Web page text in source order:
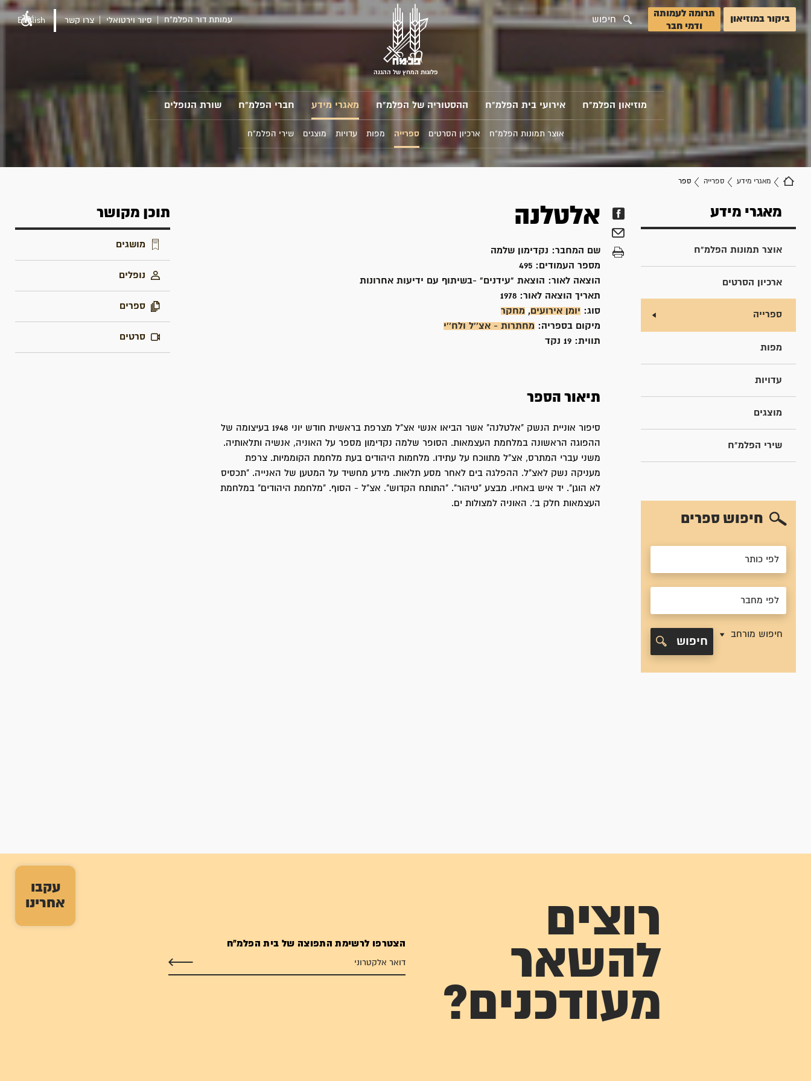
עקבו
אחרינו
ביקור במוזיאון
תרומה לעמותה
ודמי חבר
חיפוש
פלוגות המחץ של ההגנה
עמותת דור הפלמ"ח סיור וירטואלי צרו קשר English
מוזיאון הפלמ"ח אירועי בית הפלמ"ח ההסטוריה של הפלמ"ח מאגרי מידע חברי הפלמ"ח שורת הנופלים
אוצר תמונות הפלמ"ח ארכיון הסרטים ספרייה מפות עדויות מוצגים שירי הפלמ"ח
מאגרי מידע ספרייה ספר
מאגרי מידע
אוצר תמונות הפלמ"ח
ארכיון הסרטים
ספרייה
מפות
עדויות
מוצגים
שירי הפלמ"ח
חיפוש ספרים
חיפוש מורחב
חיפוש
אלטלנה
שם המחבר: נקדימון שלמה
מספר העמודים: 495
הוצאה לאור: הוצאת "עידנים" -בשיתוף עם ידיעות אחרונות
תאריך הוצאה לאור:
סוג: יומן אירועים, מחקר
מיקום בספריה: מחתרות - אצ''ל ולח''י
תווית: 19 נקד
תיאור הספר
סיפור אוניית הנשק "אלטלנה" אשר הביאו אנשי אצ"ל מצרפת בראשית חודש יוני 1948 בעיצומה של
ההפוגה הראשונה במלחמת העצמאות. הסופר שלמה נקדימון מספר על האוניה, אנשיה ותלאותיה.
משני עברי המתרס, אצ"ל מתווכח על עתידו. מלחמות היהודים בעת מלחמת הקוממיות. צרפת
מעניקה נשק לאצ"ל. ההפלגה בים לאחר מסע תלאות. מידע מחשיד על המטען של האנייה. "תכסיס
לא הוגן". יד איש באחיו. מבצע "טיהור". "התותח הקדוש". אצ"ל - הסוף. "מלחמת היהודים" במלחמת
העצמאות חלק ב'. האוניה למצולות ים.
תוכן מקושר
מושגים
נופלים
ספרים
סרטים
רוצים
להשאר
מעודכנים?
הצטרפו לרשימת התפוצה של בית הפלמ"ח